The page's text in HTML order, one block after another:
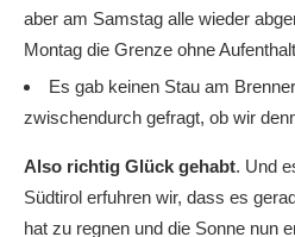
aber am Samstag alle wieder
Montag die Grenze ohne
Es gab keinen Stau am
zwischendurch gefragt, ob wir
Also richtig Glück gehabt. Und
Südtirol erfuhren wir, dass es
hat zu regnen und die Sonne nun